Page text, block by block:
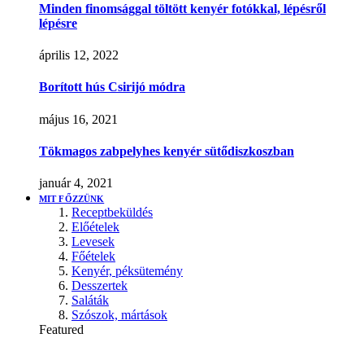
Minden finomsággal töltött kenyér fotókkal, lépésről
lépésre
április 12, 2022
Borított hús Csirijó módra
május 16, 2021
Tökmagos zabpelyhes kenyér sütődiszkoszban
január 4, 2021
MIT FŐZZÜNK
Receptbeküldés
Előételek
Levesek
Főételek
Kenyér, péksütemény
Desszertek
Saláták
Szószok, mártások
Featured